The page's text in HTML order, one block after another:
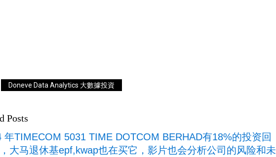
Doneve Data Analytics 大數據投資
Posts
年TIMECOM 5031 TIME DOTCOM BERHAD有18%的投资回
大马退休基epf,kwap也在买它，影片也会分析公司的风险和未